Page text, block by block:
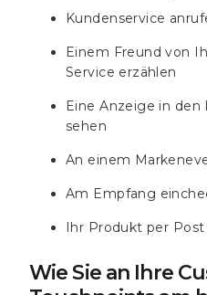
Kundenservice
Einem Freund von
Service erzählen
Eine Anzeige in
sehen
An einem
Am Empfang
Ihr Produkt per
Wie Sie an Ihre